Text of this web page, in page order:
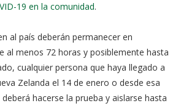
19 en la comunidad.
al país deberán permanecer en
al menos 72 horas y posiblemente hasta
cualquier persona que haya llegado a
Zelanda el 14 de enero o desde esa
hacerse la prueba y aislarse hasta